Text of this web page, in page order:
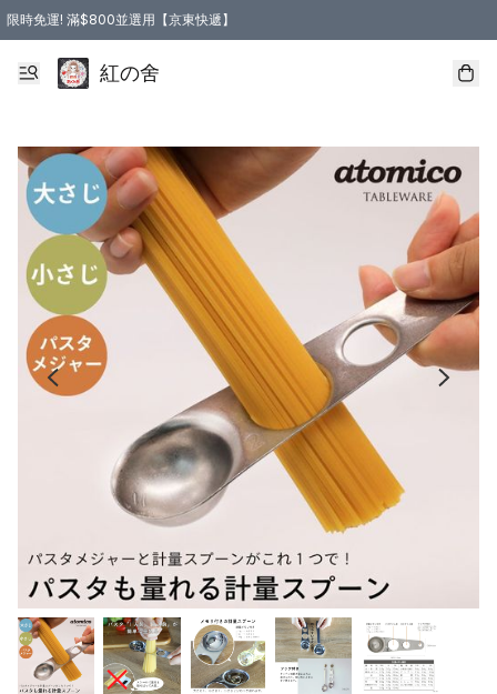
限時免運! 滿$800並選用【京東快遞】
紅の舍